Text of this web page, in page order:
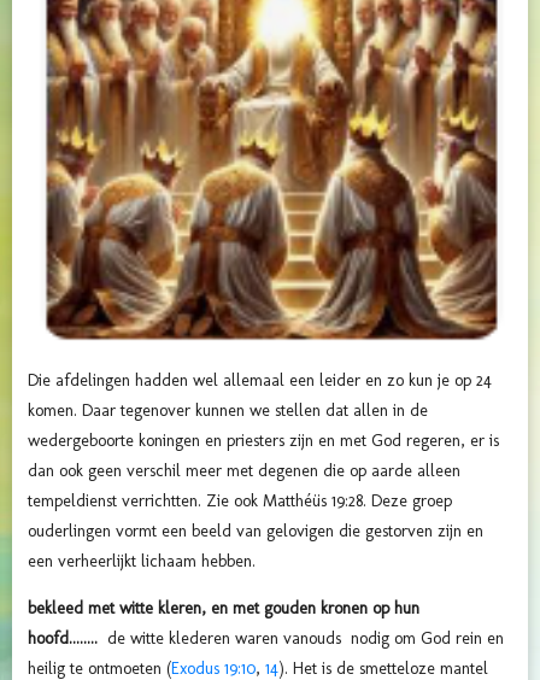
Die afdelingen hadden wel allemaal een leider en zo kun je op 24
komen. Daar tegenover kunnen we stellen dat allen in de
wedergeboorte koningen en priesters zijn en met God regeren, er is
dan ook geen verschil meer met degenen die op aarde alleen
tempeldienst verrichtten. Zie ook Matthéüs 19:28. Deze groep
ouderlingen vormt een beeld van gelovigen die gestorven zijn en
een verheerlijkt lichaam hebben.
bekleed met witte kleren, en met gouden kronen op hun
hoofd........ de witte klederen waren vanouds nodig om God rein en
heilig te ontmoeten (Exodus 19:10, 14). Het is de smetteloze mantel